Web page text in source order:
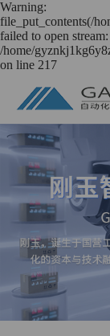
Warning:
file_put_contents(/
failed to open
/home/
on line 217